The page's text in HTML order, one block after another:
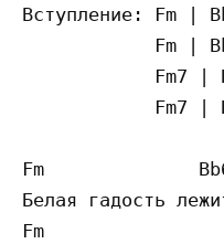
Вступление: Fm |
Fm |
Fm7 |
Fm7 |
Fm
Белая гадость
Fm